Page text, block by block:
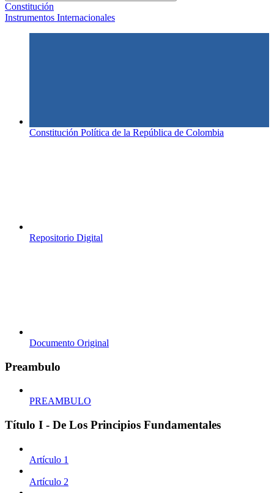
Constitución
Instrumentos Internacionales
Constitución Política de la República de Colombia
Repositorio Digital
Documento Original
Preambulo
PREAMBULO
Título I - De Los Principios Fundamentales
Artículo 1
Artículo 2